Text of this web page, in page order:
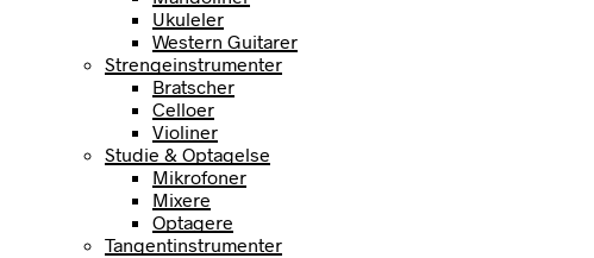
Ukuleler
Western Guitarer
Strengeinstrumenter
Bratscher
Celloer
Violiner
Studie & Optagelse
Mikrofoner
Mixere
Optagere
Tangentinstrumenter